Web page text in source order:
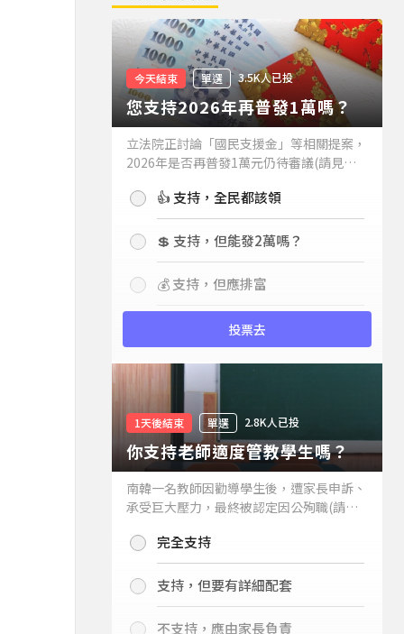
今天結束 單選 3.5K人已投
您支持2026年再普發1萬嗎？
立法院正討論「國民支援金」等相關提案，
2026年是否再普發1萬元仍待審議(請見下
持嗎？👍 支持，全民都該領
💲 支持，但能發2萬嗎？
💰 支持，但應排富
投票去
1天後結束 單選 2.8K人已投
你支持老師適度管教學生嗎？
南韓一名教師因勸導學生後，遭家長申訴、
承受巨大壓力，最終被認定因公殉職(請見
你支持老師適度管教學生嗎？
完全支持
支持，但要有詳細配套
不支持，應由家長負責